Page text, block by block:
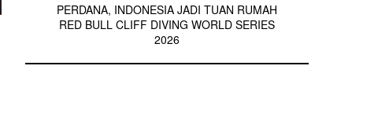
PERDANA, INDONESIA JADI TUAN RUMAH
RED BULL CLIFF DIVING WORLD SERIES
2026